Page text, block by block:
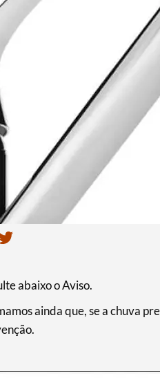
abaixo o Aviso.
ainda que, se a chuva